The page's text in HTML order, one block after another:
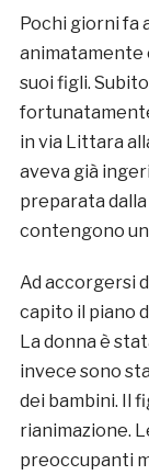
Pochi giorni fa
animatamente
suoi figli.
in via Littara
aveva già
preparata dalla
contengono
Ad accorgersi
capito il piano
La donna è
invece sono
dei bambini. Il
rianimazione.
preoccupanti